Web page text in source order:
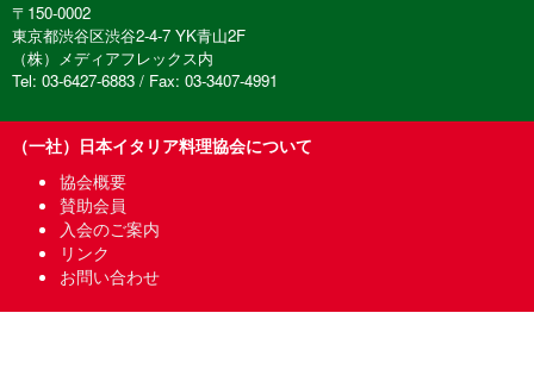
〒150-0002
東京都渋谷区渋谷2-4-7 YK青山2F
（株）メディアフレックス内
Tel: 03-6427-6883 / Fax: 03-3407-4991
（一社）日本イタリア料理協会について
協会概要
賛助会員
入会のご案内
リンク
お問い合わせ